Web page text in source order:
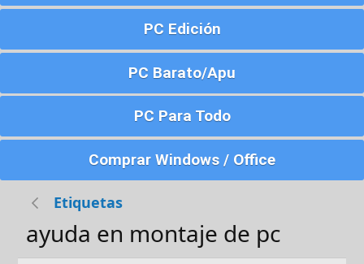
PC Edición
PC Barato/Apu
PC Para Todo
Comprar Windows / Office
Etiquetas
ayuda en montaje de pc